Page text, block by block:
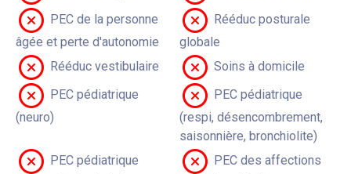
PEC de la personne
âgée et perte d'autonomie
Rééduc posturale
globale
Rééduc vestibulaire
Soins à domicile
PEC pédiatrique
(neuro)
PEC pédiatrique
(respi, désencombrement,
saisonnière, bronchiolite)
PEC pédiatrique
PEC des affections